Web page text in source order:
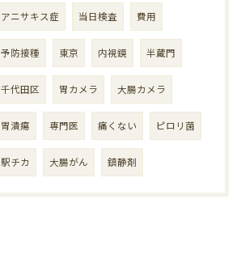
アニサキス症 当日検査 費用
予防接種 東京 内視鏡 半蔵門
千代田区 胃カメラ 大腸カメラ
胃潰瘍 専門医 痛くない ピロリ菌
駅チカ 大腸がん 鎮静剤